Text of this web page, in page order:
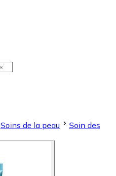
Soins de la peau
Soin des